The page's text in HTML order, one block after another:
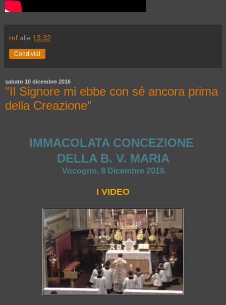
rnf alle 13:32
Condividi
sabato 10 dicembre 2016
"Il Signore mi ebbe con sé ancora prima
della Creazione"
IMMACOLATA CONCEZIONE
DELLA B. V. MARIA
Vocogno, 8 Dicembre 2016.
I VIDEO